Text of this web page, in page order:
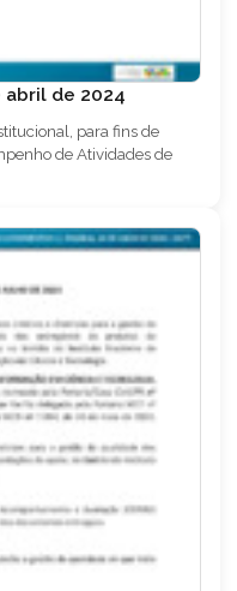
abril de 2024
para fins de
de Atividades de